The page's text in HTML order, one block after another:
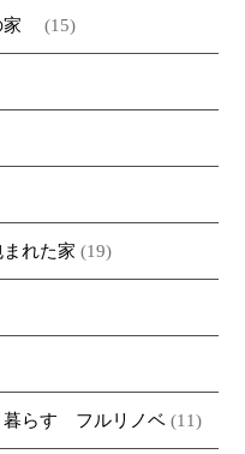
家 (15)
れた家 (19)
暮らす フルリノベ (11)